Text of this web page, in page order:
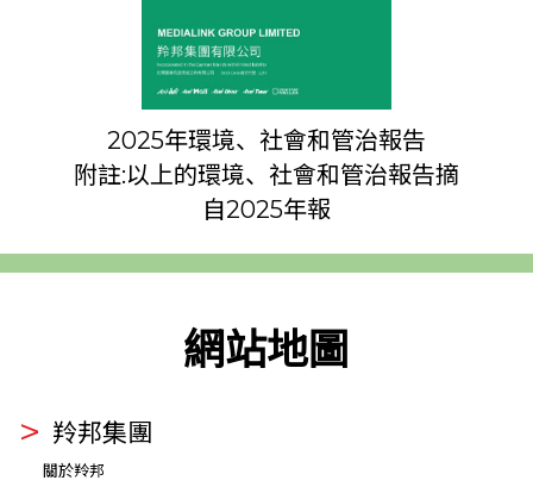
2025年環境、社會和管治報告
附註:以上的環境、社會和管治報告摘
自2025年報
網站地圖
羚邦集團
關於羚邦